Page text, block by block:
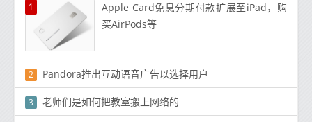
1
Apple Card免息分期付款扩展至iPad，购
买AirPods等
2 Pandora推出互动语音广告以选择用户
3 老师们是如何把教室搬上网络的